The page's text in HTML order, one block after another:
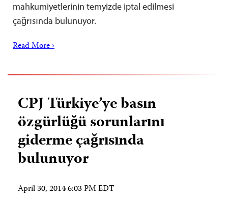
mahkumiyetlerinin temyizde iptal edilmesi
çağrısında bulunuyor.
Read More ›
CPJ Türkiye’ye basın
özgürlüğü sorunlarını
giderme çağrısında
bulunuyor
April 30, 2014 6:03 PM EDT